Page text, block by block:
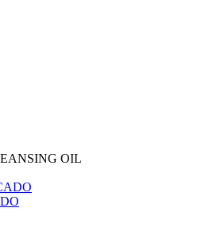
OIL